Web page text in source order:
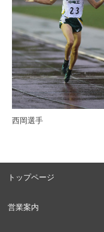
西岡選手
トップページ
営業案内